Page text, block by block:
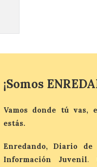
reforzando la
movilidad y la
¡Somos
Vamos donde tú vas,
estás.
Enredando, Diario
Información Juvenil.